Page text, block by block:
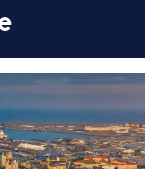
EMR,